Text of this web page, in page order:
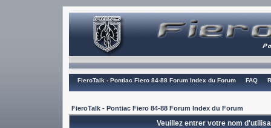
FieroTalk - Pontiac Fiero 84-88 Forum Index du Forum FAQ
FieroTalk - Pontiac Fiero 84-88 Forum Index du Forum
Veuillez entrer votre nom